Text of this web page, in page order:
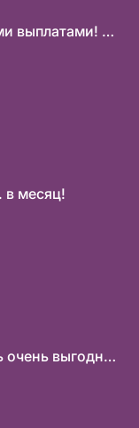
Стабильный доход с ежедневными выплатами! Без посредников
в месяц!
Интересное общение может быть очень выгодным! Проверь, и ты не пожалеешь! 2 000 000₽